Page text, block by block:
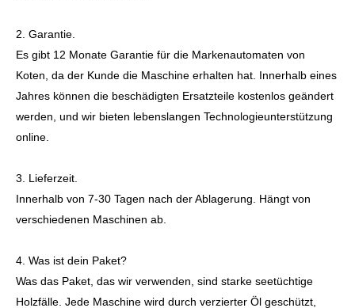
2. Garantie.
Es gibt 12 Monate Garantie für die Markenautomaten von
Koten, da der Kunde die Maschine erhalten hat. Innerhalb eines
Jahres können die beschädigten Ersatzteile kostenlos geändert
werden, und wir bieten lebenslangen Technologieunterstützung
online.
3. Lieferzeit.
Innerhalb von 7-30 Tagen nach der Ablagerung. Hängt von
verschiedenen Maschinen ab.
4. Was ist dein Paket?
Was das Paket, das wir verwenden, sind starke seetüchtige
Holzfälle. Jede Maschine wird durch verzierter Öl geschützt,